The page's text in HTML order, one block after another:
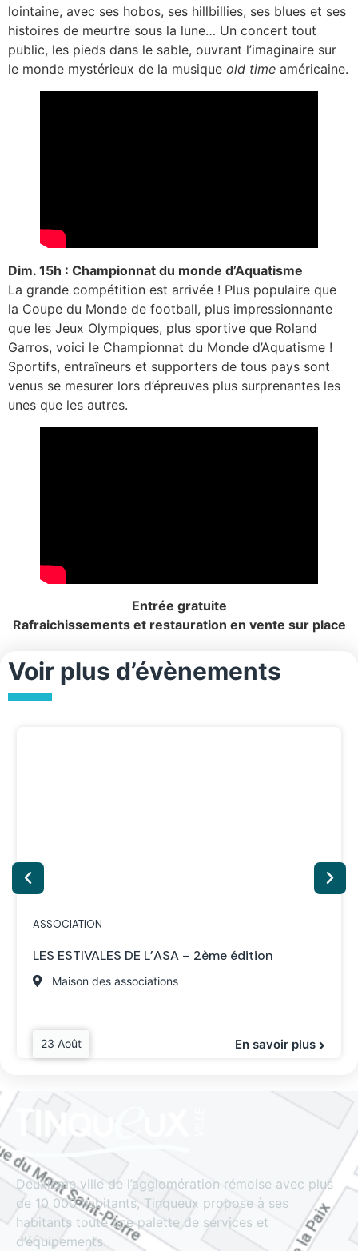
lointaine, avec ses hobos, ses hillbillies, ses blues et ses
histoires de meurtre sous la lune… Un concert tout
public, les pieds dans le sable, ouvrant l’imaginaire sur
le monde mystérieux de la musique old time américaine.
Dim. 15h : Championnat du monde d’Aquatisme
La grande compétition est arrivée ! Plus populaire que
la Coupe du Monde de football, plus impressionnante
que les Jeux Olympiques, plus sportive que Roland
Garros, voici le Championnat du Monde d’Aquatisme !
Sportifs, entraîneurs et supporters de tous pays sont
venus se mesurer lors d’épreuves plus surprenantes les
unes que les autres.
Entrée gratuite
Rafraichissements et restauration en vente sur place
Voir plus d’évènements
ASSOCIATION
LES ESTIVALES DE L’ASA – 2ème édition
Maison des associations
23 Août En savoir plus
Deuxième ville de l’agglomération rémoise avec plus
de 10 000 habitants, Tinqueux propose à ses
habitants toute une palette de services et
d’équipements.